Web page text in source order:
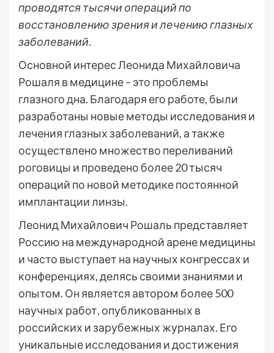
проводятся тысячи операций по
восстановлению зрения и лечению глазных
заболеваний.
Основной интерес Леонида Михайловича
Рошаля в медицине – это проблемы
глазного дна. Благодаря его работе, были
разработаны новые методы исследования и
лечения глазных заболеваний, а также
осуществлено множество переливаний
роговицы и проведено более 20 тысяч
операций по новой методике постоянной
имплантации линзы.
Леонид Михайлович Рошаль представляет
Россию на международной арене медицины
и часто выступает на научных конгрессах и
конференциях, делясь своими знаниями и
опытом. Он является автором более 500
научных работ, опубликованных в
российских и зарубежных журналах. Его
уникальные исследования и достижения